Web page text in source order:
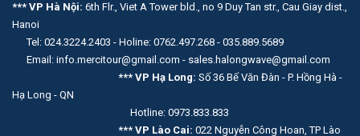
*** VP Hà Nội: 6th Flr., Viet A Tower bld., no 9 Duy Tan str., Cau Giay dist.,
Hanoi
Tel: 024.3224.2403 - Holine: 0762.497.268 - 035.889.5689
Email: info.mercitour@gmail.com - sales.halongwave@gmail.com
*** VP Hạ Long: Số 36 Bế Văn Đàn - P. Hồng Hà -
Hạ Long - QN
Hotline: 0973.833.833
*** VP Lào Cai: 022 Nguyễn Công Hoan, TP Lào